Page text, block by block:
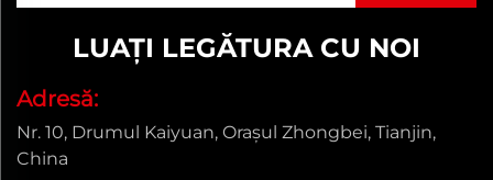
LUAȚI LEGĂTURA CU NOI
Adresă:
Nr. 10, Drumul Kaiyuan, Orașul Zhongbei, Tianjin,
China